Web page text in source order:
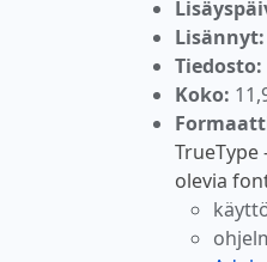
Lisännyt:
Tiedosto:
Koko:
olevia